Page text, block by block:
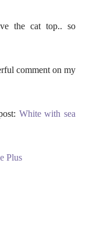
the cat top.. so
comment on my
White with sea
Plus